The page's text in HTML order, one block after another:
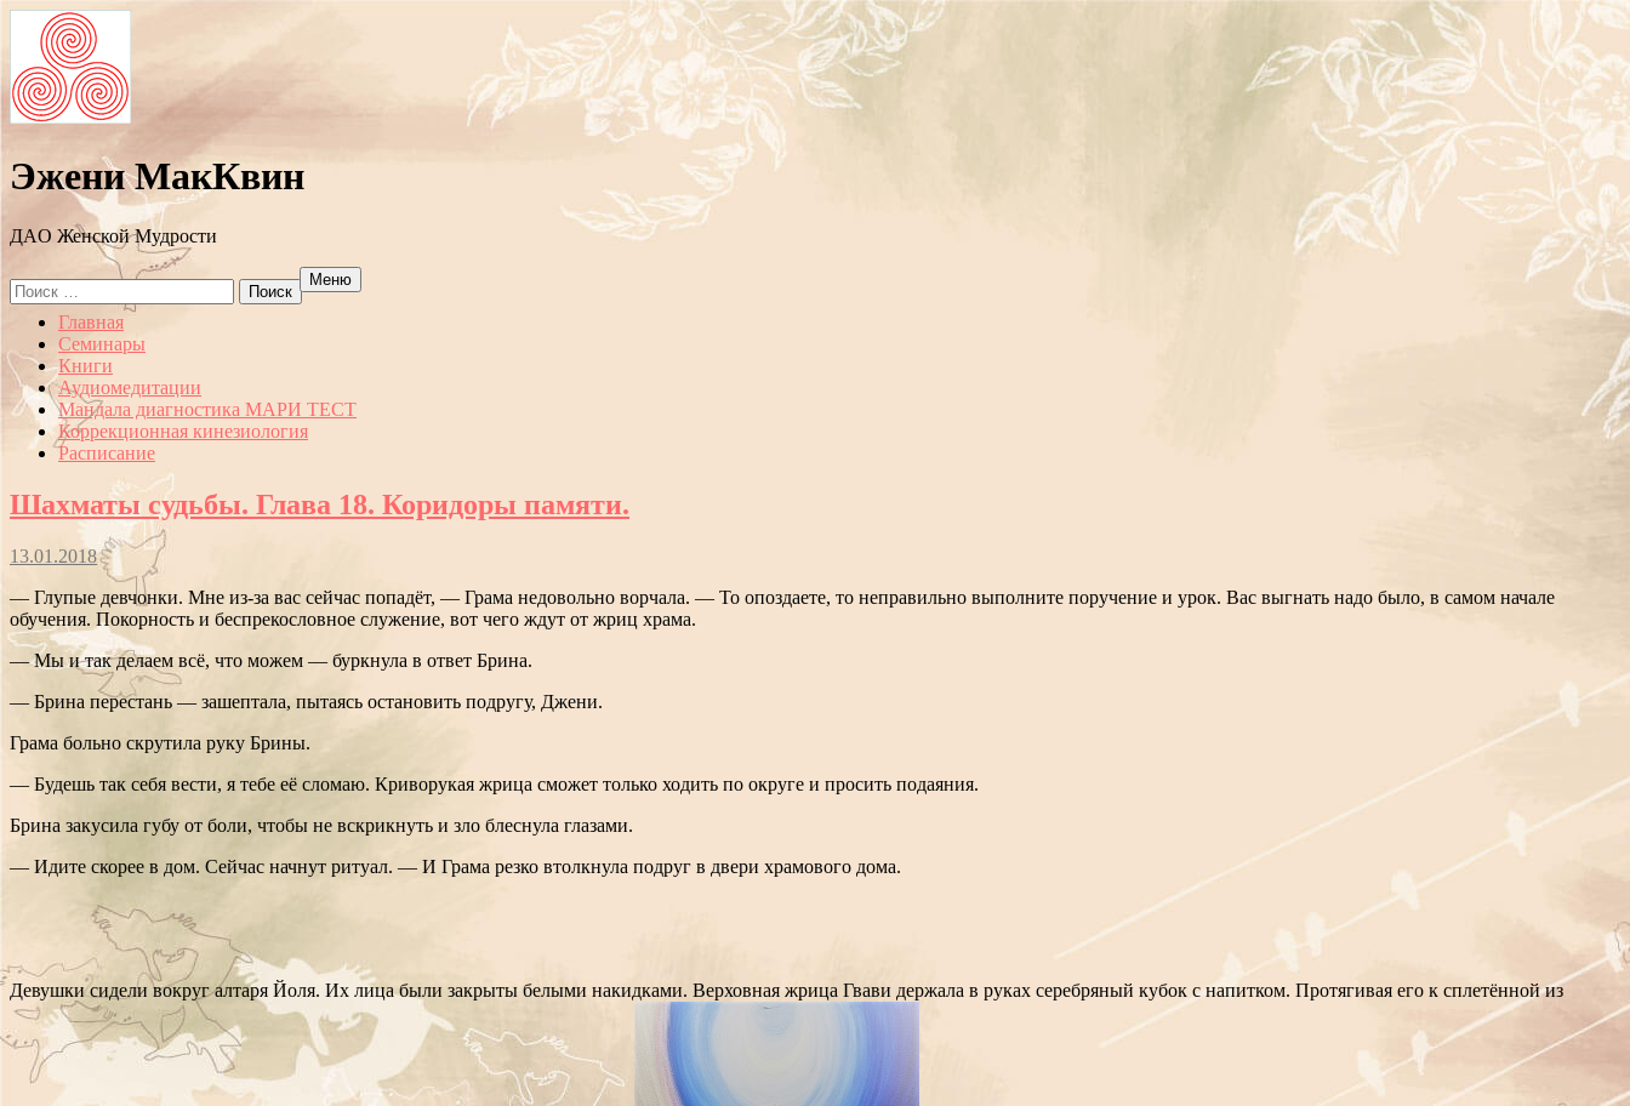
Эжени МакКвин
ДAO Женской Мудрости
Search
for:
Меню
Перейти
содержанию
Главная
Семинары
Книги
Аудиомедитации
Мандала диагностика МАРИ ТЕСТ
Коррекционная кинезиология
Расписание
Шахматы судьбы. Глава 18. Коридоры памяти.
13.01.2018
— Глупые девчонки. Мне из-за вас сейчас попадёт, — Грама недовольно ворчала. — То опоздаете, то неправильно выполните поручение и урок. Вас выгнать надо было, в самом начале
обучения. Покорность и беспрекословное служение, вот чего ждут от жриц храма.
— Мы и так делаем всё, что можем — буркнула в ответ Брина.
— Брина перестань — зашептала, пытаясь остановить подругу, Джени.
Грама больно скрутила руку Брины.
— Будешь так себя вести, я тебе её сломаю. Криворукая жрица сможет только ходить по округе и просить подаяния.
Брина закусила губу от боли, чтобы не вскрикнуть и зло блеснула глазами.
— Идите скорее в дом. Сейчас начнут ритуал. — И Грама резко втолкнула подруг в двери храмового дома.
Девушки сидели вокруг алтаря Йоля. Их лица были закрыты белыми накидками. Верховная жрица Гвави держала в руках серебряный кубок с напитком. Протягивая его к сплетённой из